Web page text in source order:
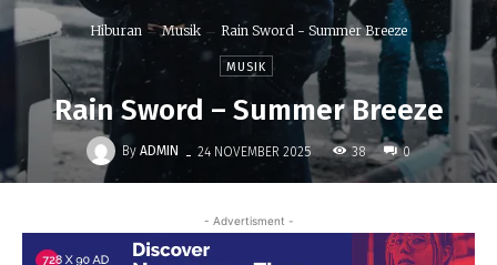
Hiburan Musik Rain Sword - Summer Breeze
MUSIK
Rain Sword – Summer Breeze
By ADMIN - 24 NOVEMBER 2025 38 0
- Advertisment -